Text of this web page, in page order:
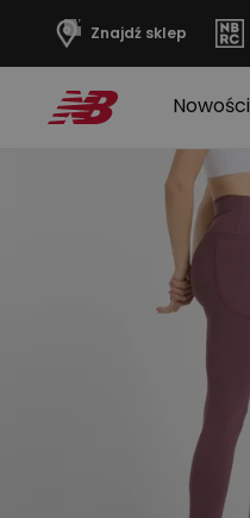
Wymiary
Znajdź sklep
Nowości